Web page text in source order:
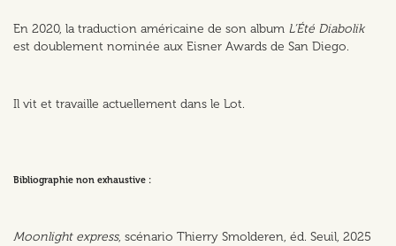
En 2020, la traduction américaine de son album L’Été Diabolik
est doublement nominée aux Eisner Awards de San Diego.
Il vit et travaille actuellement dans le Lot.
Bibliographie non exhaustive :
Moonlight express, scénario Thierry Smolderen, éd. Seuil, 2025